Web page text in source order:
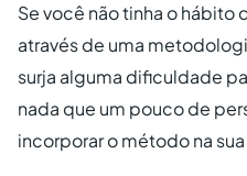
Se você não tinha o hábito
através de uma
surja alguma dificuldade
nada que um pouco de
incorporar o método na